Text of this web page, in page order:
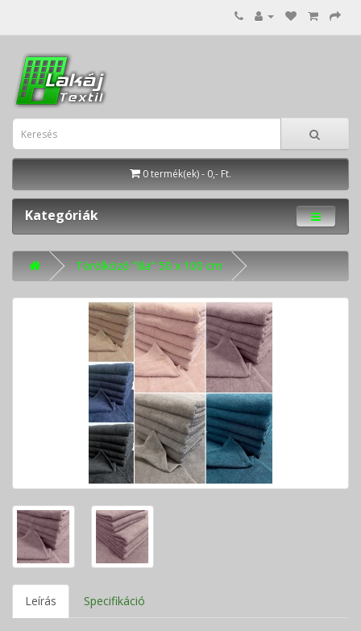
0 termék(ek) - 0,- Ft.
Kategóriák
Törölköző "lila" 50 x 100 cm
Leírás Specifikáció